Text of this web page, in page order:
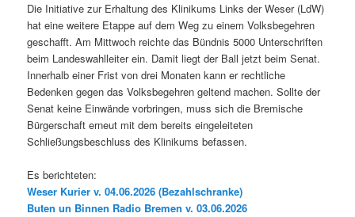
Die Initiative zur Erhaltung des Klinikums Links der Weser (LdW)
hat eine weitere Etappe auf dem Weg zu einem Volksbegehren
geschafft. Am Mittwoch reichte das Bündnis 5000 Unterschriften
beim Landeswahlleiter ein. Damit liegt der Ball jetzt beim Senat.
Innerhalb einer Frist von drei Monaten kann er rechtliche
Bedenken gegen das Volksbegehren geltend machen. Sollte der
Senat keine Einwände vorbringen, muss sich die Bremische
Bürgerschaft erneut mit dem bereits eingeleiteten
Schließungsbeschluss des Klinikums befassen.
Es berichteten:
Weser Kurier v. 04.06.2026 (Bezahlschranke)
Buten un Binnen Radio Bremen v. 03.06.2026